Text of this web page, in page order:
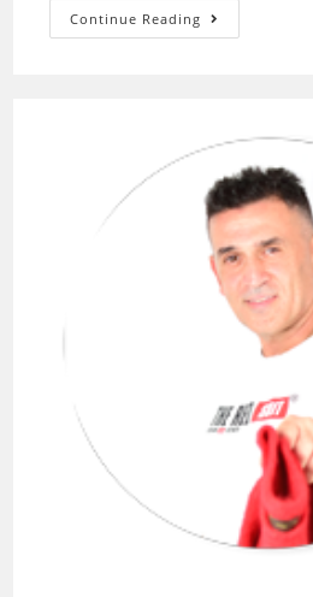
Continue Reading